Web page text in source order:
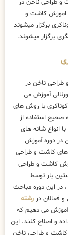
طراحی ناخن در
اموزش کاشت و
برگزار میشوند
طراحی ناخن در
آموزش می
با روش های
استفاده از
انواع شانه های
در دوره آموزش
های کاشت و طراحی
کاشت و طراحی
بار توسط
در این دوره مباحث
فعالان در رشته
می دهیم که
و اصلاح کنند. این